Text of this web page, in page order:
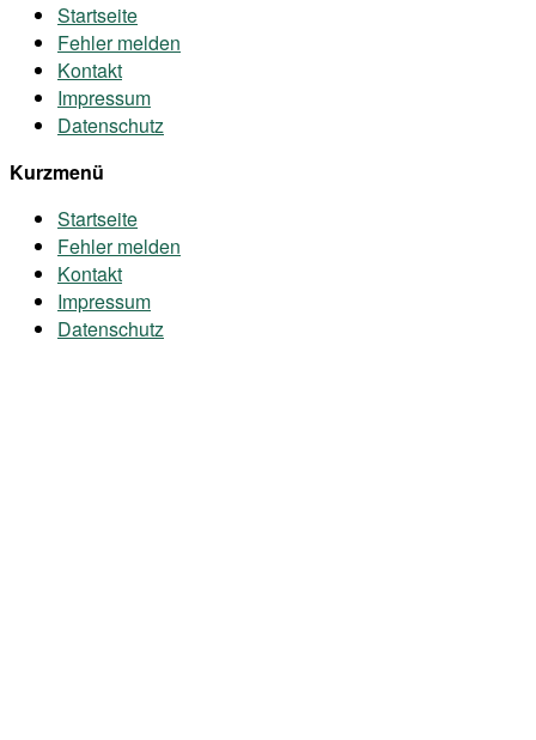
Startseite
Fehler melden
Kontakt
Impressum
Datenschutz
Kurzmenü
Startseite
Fehler melden
Kontakt
Impressum
Datenschutz